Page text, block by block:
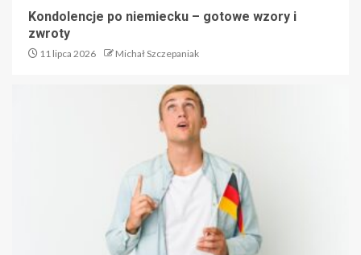
Kondolencje po niemiecku – gotowe wzory i
zwroty
11 lipca 2026 Michał Szczepaniak